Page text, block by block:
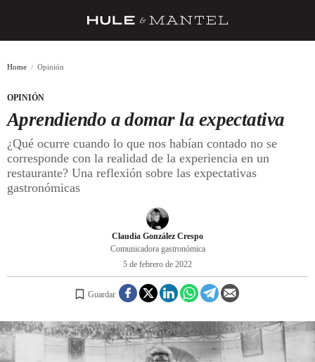
BARRAS Y ESTRELLAS
DÓNDE COMER
ÍDOLOS DE MESAS
REGISTRO
Home Opinión
OPINIÓN
Aprendiendo a domar la expectativa
¿Qué ocurre cuando lo que nos habían contado no se
corresponde con la realidad de la experiencia en un
restaurante? Una reflexión sobre las expectativas
gastronómicas
Claudia González Crespo
Comunicadora gastronómica
5 de febrero de 2022
Guardar